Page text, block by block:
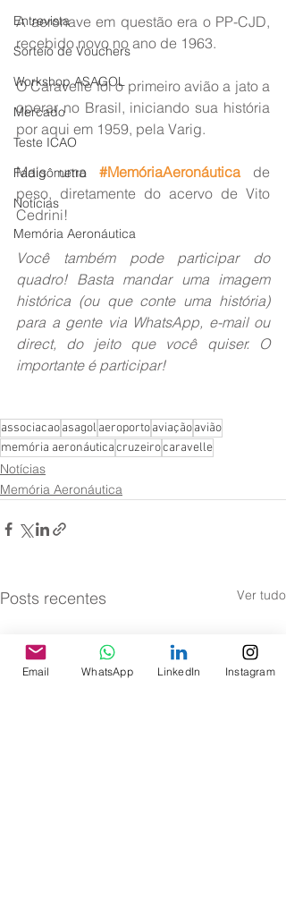
Entrevista
Sorteio de Vouchers
Workshop ASAGOL
Mercado
Teste ICAO
Fadigômetro
Notícias
Memória Aeronáutica
A aeronave em questão era o PP-CJD,
recebido novo no ano de 1963.
O Caravelle foi o primeiro avião a jato a
operar no Brasil, iniciando sua história
por aqui em 1959, pela Varig.
Mais uma #MemóriaAeronáutica de
peso, diretamente do acervo de Vito
Cedrini!
Você também pode participar do
quadro! Basta mandar uma imagem
histórica (ou que conte uma história)
para a gente via WhatsApp, e-mail ou
direct, do jeito que você quiser. O
importante é participar!
associacaoasagol aeroportoaviaçãoavião
memória aeronáuticacruzeirocaravelle
Notícias
Memória Aeronáutica
Posts recentes Ver tudo
Email WhatsApp LinkedIn Instagram